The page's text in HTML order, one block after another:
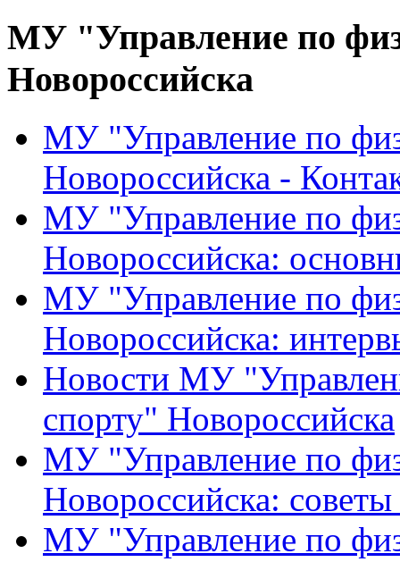
МУ "Управление по
Новороссийска
МУ "Управление по
Новороссийска -
МУ "Управление по
Новороссийска:
МУ "Управление по
Новороссийска:
Новости МУ
спорту" Новороссийска
МУ "Управление по
Новороссийска:
МУ "Управление по